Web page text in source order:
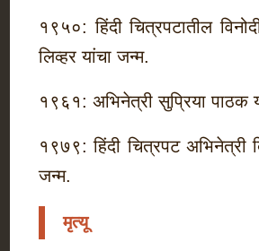
१९५०: हिंदी चित्रपटातील
लिव्हर यांचा जन्म.
१९६१: अभिनेत्री सुप्रिया पाठक
१९७९: हिंदी चित्रपट अभिनेत्री
जन्म.
मृत्यू